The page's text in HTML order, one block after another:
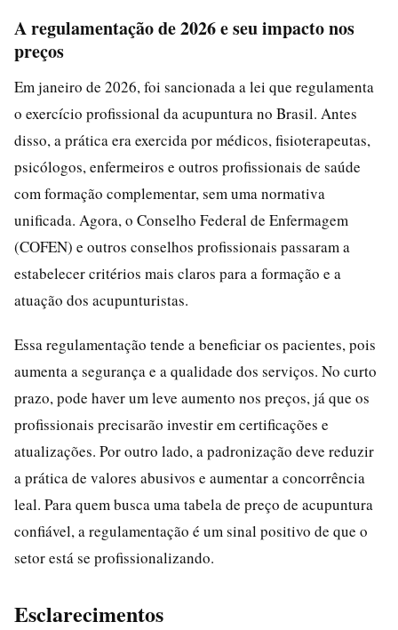
A regulamentação de 2026 e seu impacto nos
preços
Em janeiro de 2026, foi sancionada a lei que regulamenta
o exercício profissional da acupuntura no Brasil. Antes
disso, a prática era exercida por médicos, fisioterapeutas,
psicólogos, enfermeiros e outros profissionais de saúde
com formação complementar, sem uma normativa
unificada. Agora, o Conselho Federal de Enfermagem
(COFEN) e outros conselhos profissionais passaram a
estabelecer critérios mais claros para a formação e a
atuação dos acupunturistas.
Essa regulamentação tende a beneficiar os pacientes, pois
aumenta a segurança e a qualidade dos serviços. No curto
prazo, pode haver um leve aumento nos preços, já que os
profissionais precisarão investir em certificações e
atualizações. Por outro lado, a padronização deve reduzir
a prática de valores abusivos e aumentar a concorrência
leal. Para quem busca uma tabela de preço de acupuntura
confiável, a regulamentação é um sinal positivo de que o
setor está se profissionalizando.
Esclarecimentos